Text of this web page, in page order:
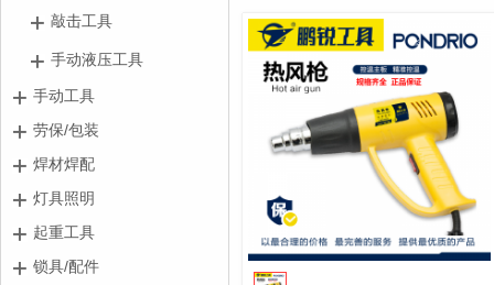
敲击工具
手动液压工具
手动工具
劳保/包装
焊材焊配
灯具照明
起重工具
锁具/配件